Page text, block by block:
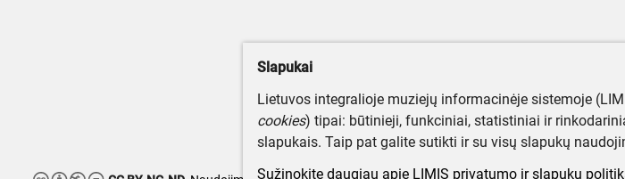
Slapukai
Lietuvos integralioje muziejų informacinėje sistemoje
cookies) tipai: būtinieji, funkciniai, statistiniai ir
slapukais. Taip pat galite sutikti ir su visų slapukų
Sužinokite daugiau apie LIMIS privatumo ir slapukų